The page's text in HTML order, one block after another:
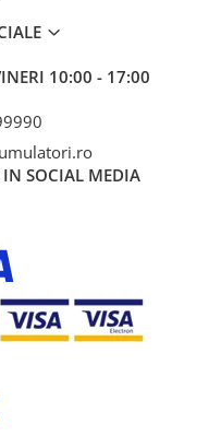
10:00 - 17:00
IN SOCIAL MEDIA